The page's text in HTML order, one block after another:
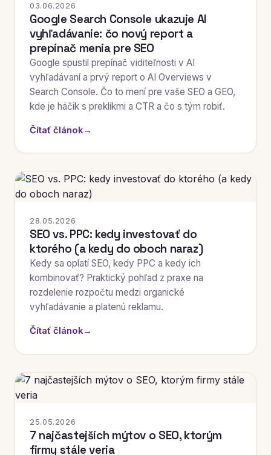
03.06.2026
Google Search Console ukazuje AI
vyhľadávanie: čo nový report a
prepínač menia pre SEO
Google spustil prepínač viditeľnosti v AI
vyhľadávaní a prvý report o AI Overviews v
Search Console. Čo to mení pre vaše SEO a GEO,
kde je háčik s preklikmi a CTR a čo s tým robiť.
Čítať článok→
28.05.2026
SEO vs. PPC: kedy investovať do
ktorého (a kedy do oboch naraz)
Kedy sa oplatí SEO, kedy PPC a kedy ich
kombinovať? Praktický pohľad z praxe na
rozdelenie rozpočtu medzi organické
vyhľadávanie a platenú reklamu.
Čítať článok→
25.05.2026
7 najčastejších mýtov o SEO, ktorým
firmy stále veria